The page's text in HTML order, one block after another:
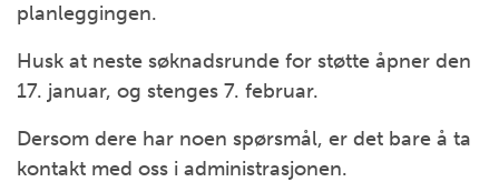
planleggingen.
Husk at neste søknadsrunde for støtte åpner den
17. januar, og stenges 7. februar.
Dersom dere har noen spørsmål, er det bare å ta
kontakt med oss i administrasjonen.